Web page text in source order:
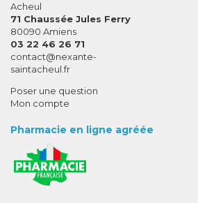
Acheul
71 Chaussée Jules Ferry
80090 Amiens
03 22 46 26 71
contact-
@-
nexante-
saintacheul.fr
Poser une question
Mon compte
Pharmacie en ligne agréée